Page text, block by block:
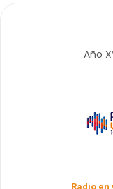
Año
Radio en